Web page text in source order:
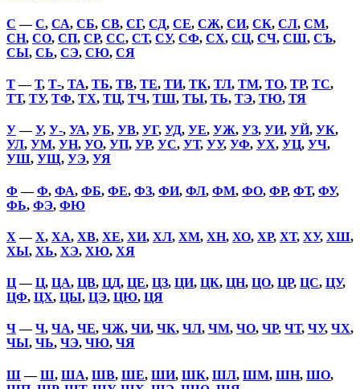
С —С, СА, СБ, СВ, СГ, СД, СЕ, СЖ, СИ, СК, СЛ, СМ,
СН, СО, СП, СР, СС, СТ, СУ, СФ, СХ, СЦ, СЧ, СШ, СЪ,
СЫ, СЬ, СЭ, СЮ, СЯ
Т—Т, Т-, ТА, ТБ, ТВ, ТЕ, ТИ, ТК, ТЛ, ТМ, ТО, ТР, ТС,
ТТ, ТУ, ТФ, ТХ, ТЦ, ТЧ, ТШ, ТЫ, ТЬ, ТЭ, ТЮ, ТЯ
У—У, У-, УА, УБ, УВ, УГ, УД, УЕ, УЖ, УЗ, УИ, УЙ, УК,
УЛ, УМ, УН, УО, УП, УР, УС, УТ, УУ, УФ, УХ, УЦ, УЧ,
УШ, УЩ, УЭ, УЯ
Ф —Ф, ФА, ФБ, ФЕ, ФЗ, ФИ, ФЛ, ФМ, ФО, ФР, ФТ, ФУ,
ФЬ, ФЭ, ФЮ
Х —Х, ХА, ХВ, ХЕ, ХИ, ХЛ, ХМ, ХН, ХО, ХР, ХТ, ХУ, ХШ,
ХЫ, ХЬ, ХЭ, ХЮ, ХЯ
Ц—Ц, ЦА, ЦВ, ЦД, ЦЕ, ЦЗ, ЦИ, ЦК, ЦН, ЦО, ЦР, ЦС, ЦУ,
ЦФ, ЦХ, ЦЫ, ЦЭ, ЦЮ, ЦЯ
Ч—Ч, ЧА, ЧЕ, ЧЖ, ЧИ, ЧК, ЧЛ, ЧМ, ЧО, ЧР, ЧТ, ЧУ, ЧХ,
ЧЫ, ЧЬ, ЧЭ, ЧЮ, ЧЯ
Ш—Ш, ША, ШВ, ШЕ, ШИ, ШК, ШЛ, ШМ, ШН, ШО,